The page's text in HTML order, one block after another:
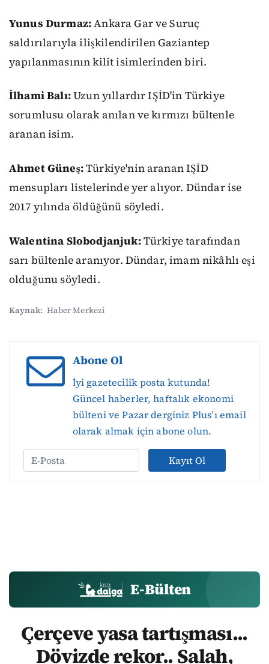
Yunus Durmaz:Ankara Gar ve Suruç
saldırılarıyla ilişkilendirilen Gaziantep
yapılanmasının kilit isimlerinden biri.
İlhami Balı:Uzun yıllardır IŞİD'in Türkiye
sorumlusu olarak anılan ve kırmızı bültenle
aranan isim.
Ahmet Güneş:Türkiye'nin aranan IŞİD
mensupları listelerinde yer alıyor. Dündar ise
2017 yılında öldüğünü söyledi.
Walentina Slobodjanjuk:Türkiye tarafından
sarı bültenle aranıyor. Dündar, imam nikâhlı eşi
olduğunu söyledi.
Kaynak: Haber Merkezi
Abone Ol
İyi gazetecilik posta kutunda!
Güncel haberler, haftalık ekonomi
bülteni ve Pazar derginiz Plus’ı email
olarak almak için abone olun.
Kayıt Ol
E-Bülten
Çerçeve yasa tartışması...
Dövizde rekor.. Salah,